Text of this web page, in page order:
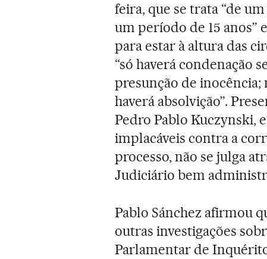
feira, que se trata “de
um período de 15 anos”
para estar à altura das
“só haverá condenação
presunção de inocência;
haverá absolvição”.
Pedro Pablo Kuczynski,
implacáveis contra a
processo, não se julga
Judiciário bem
Pablo Sánchez afirmou
outras investigações
Parlamentar de